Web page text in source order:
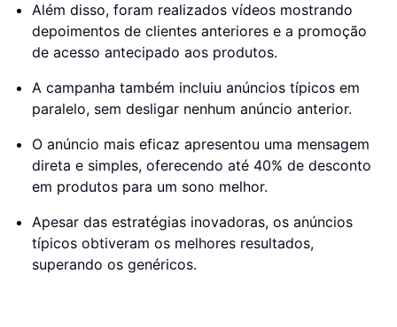
Além disso, foram realizados vídeos mostrando
depoimentos de clientes anteriores e a promoção
de acesso antecipado aos produtos.
A campanha também incluiu anúncios típicos em
paralelo, sem desligar nenhum anúncio anterior.
O anúncio mais eficaz apresentou uma mensagem
direta e simples, oferecendo até 40% de desconto
em produtos para um sono melhor.
Apesar das estratégias inovadoras, os anúncios
típicos obtiveram os melhores resultados,
superando os genéricos.